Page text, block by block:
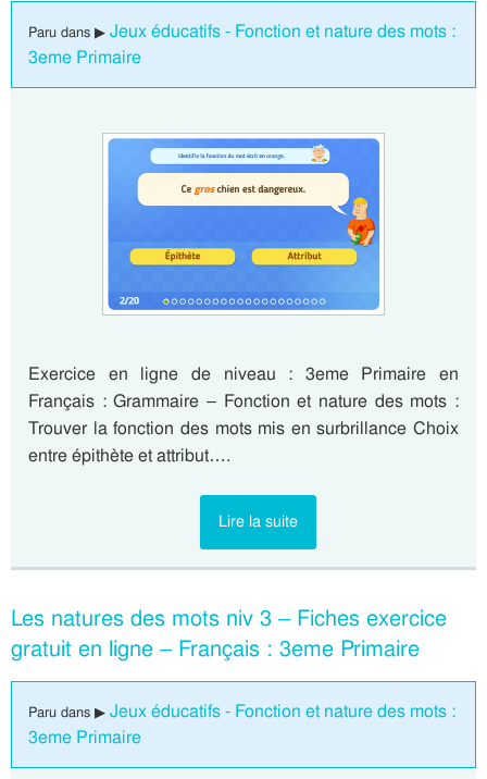
Paru dans ▶ Jeux éducatifs - Fonction et nature des mots :
3eme Primaire
Exercice en ligne de niveau : 3eme Primaire en
Français : Grammaire – Fonction et nature des mots :
Trouver la fonction des mots mis en surbrillance Choix
entre épithète et attribut….
Lire la suite
Les natures des mots niv 3 – Fiches exercice
gratuit en ligne – Français : 3eme Primaire
Paru dans ▶ Jeux éducatifs - Fonction et nature des mots :
3eme Primaire